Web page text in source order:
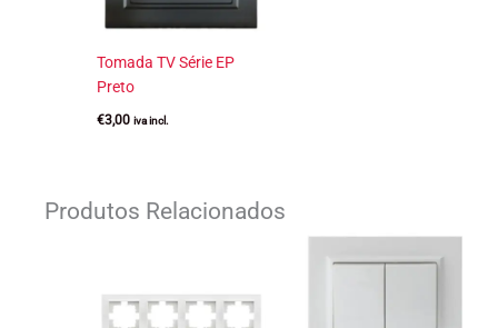
Tomada TV Série EP
Preto
€3,00 iva incl.
Produtos Relacionados